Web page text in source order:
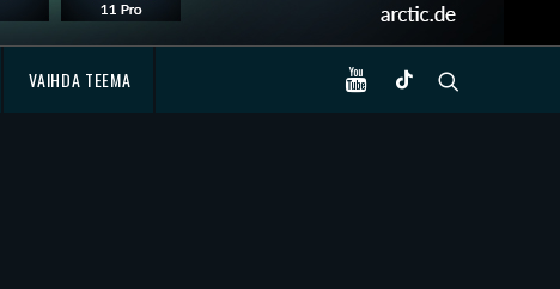
VAIHDA TEEMA